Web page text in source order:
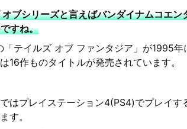
ブシリーズと言えばバンダイナムコエ
すね。
「テイルズ オブ ファンタジア」が1995
16作ものタイトルが発売されています。
はプレイステーション4(PS4)でプレイ
す。